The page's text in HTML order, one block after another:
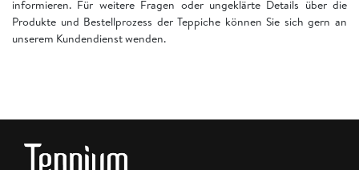
informieren. Für weitere Fragen oder ungeklärte Details über die
Produkte und Bestellprozess der Teppiche können Sie sich gern an
unserem Kundendienst wenden.